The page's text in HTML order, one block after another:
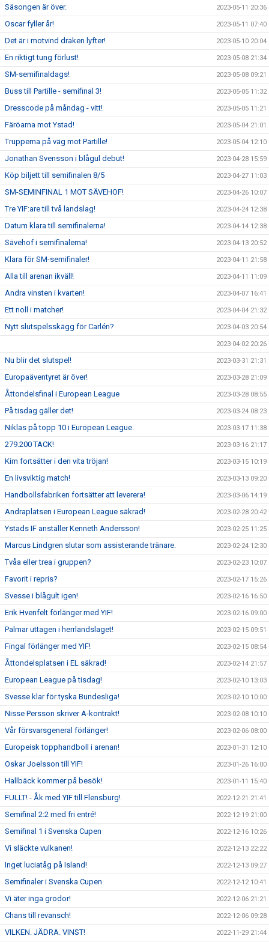
Säsongen är över. 2023-05-11 20:36
Oscar fyller år! 2023-05-11 07:40
Det är i motvind draken lyfter! 2023-05-10 20:04
En riktigt tung förlust! 2023-05-08 21:34
SM-semifinaldags! 2023-05-08 09:21
Buss till Partille - semifinal 3! 2023-05-05 11:32
Dresscode på måndag - vitt! 2023-05-05 11:21
Färöarna mot Ystad! 2023-05-04 21:01
Trupperna på väg mot Partille! 2023-05-04 12:10
Jonathan Svensson i blågul debut! 2023-04-28 15:59
Köp biljett till semifinalen 8/5 2023-04-27 11:03
SM-SEMINFINAL 1 MOT SÄVEHOF! 2023-04-26 10:07
Tre YIF:are till två landslag! 2023-04-24 12:38
Datum klara till semifinalerna! 2023-04-14 12:38
Sävehof i semifinalerna! 2023-04-13 20:52
Klara för SM-semifinaler! 2023-04-11 21:58
Alla till arenan ikväll! 2023-04-11 11:09
Andra vinsten i kvarten! 2023-04-07 16:41
Ett noll i matcher! 2023-04-04 21:32
Nytt slutspelsskägg för Carlén? 2023-04-03 20:54
2023-04-02 20:26
Nu blir det slutspel! 2023-03-31 21:31
Europaäventyret är över! 2023-03-28 21:09
Åttondelsfinal i European League 2023-03-28 08:55
På tisdag gäller det! 2023-03-24 08:23
Niklas på topp 10 i European League. 2023-03-17 11:38
279.200 TACK! 2023-03-16 21:17
Kim fortsätter i den vita tröjan! 2023-03-15 10:19
En livsviktig match! 2023-03-13 09:20
Handbollsfabriken fortsätter att leverera! 2023-03-06 14:19
Andraplatsen i European League säkrad! 2023-02-28 20:42
Ystads IF anställer Kenneth Andersson! 2023-02-25 11:25
Marcus Lindgren slutar som assisterande tränare. 2023-02-24 12:30
Tvåa eller trea i gruppen? 2023-02-23 10:07
Favorit i repris? 2023-02-17 15:26
Svesse i blågult igen! 2023-02-16 16:50
Erik Hvenfelt förlänger med YIF! 2023-02-16 09:00
Palmar uttagen i herrlandslaget! 2023-02-15 09:51
Fingal förlänger med YIF! 2023-02-15 08:54
Åttondelsplatsen i EL säkrad! 2023-02-14 21:57
European League på tisdag! 2023-02-10 13:03
Svesse klar för tyska Bundesliga! 2023-02-10 10:00
Nisse Persson skriver A-kontrakt! 2023-02-08 10:10
Vår försvarsgeneral förlänger! 2023-02-06 08:00
Europeisk topphandboll i arenan! 2023-01-31 12:10
Oskar Joelsson till YIF! 2023-01-26 16:00
Hallbäck kommer på besök! 2023-01-11 15:40
FULLT! - Åk med YIF till Flensburg! 2022-12-21 21:41
Semifinal 2:2 med fri entré! 2022-12-19 21:00
Semifinal 1 i Svenska Cupen 2022-12-16 10:26
Vi släckte vulkanen! 2022-12-13 22:22
Inget luciatåg på Island! 2022-12-13 09:27
Semifinaler i Svenska Cupen 2022-12-12 10:41
Vi äter inga grodor! 2022-12-06 21:21
Chans till revansch! 2022-12-06 09:28
VILKEN. JÄDRA. VINST! 2022-11-29 21:44